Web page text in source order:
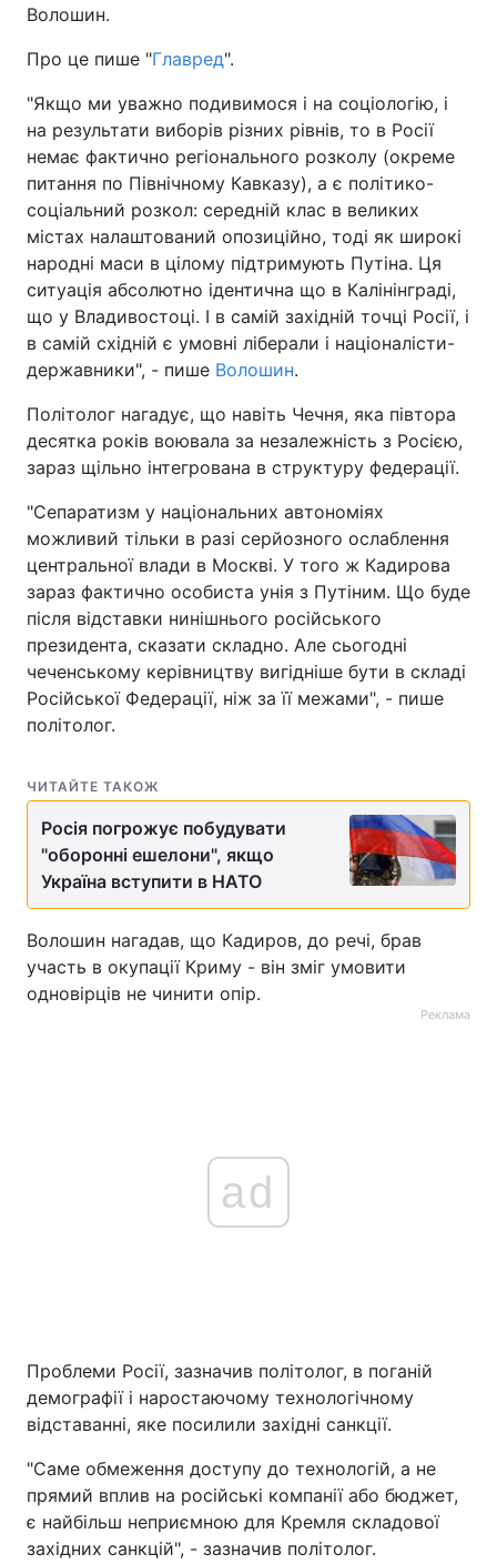
Волошин.
Про це пише "Главред".
"Якщо ми уважно подивимося і на соціологію, і
на результати виборів різних рівнів, то в Росії
немає фактично регіонального розколу (окреме
питання по Північному Кавказу), а є політико-
соціальний розкол: середній клас в великих
містах налаштований опозиційно, тоді як широкі
народні маси в цілому підтримують Путіна. Ця
ситуація абсолютно ідентична що в Калінінграді,
що у Владивостоці. І в самій західній точці Росії, і
в самій східній є умовні ліберали і націоналісти-
державники", - пише Волошин.
Політолог нагадує, що навіть Чечня, яка півтора
десятка років воювала за незалежність з Росією,
зараз щільно інтегрована в структуру федерації.
"Сепаратизм у національних автономіях
можливий тільки в разі серйозного ослаблення
центральної влади в Москві. У того ж Кадирова
зараз фактично особиста унія з Путіним. Що буде
після відставки нинішнього російського
президента, сказати складно. Але сьогодні
чеченському керівництву вигідніше бути в складі
Російської Федерації, ніж за її межами", - пише
політолог.
ЧИТАЙТЕ ТАКОЖ
Росія погрожує побудувати
"оборонні ешелони", якщо
Україна вступити в НАТО
Волошин нагадав, що Кадиров, до речі, брав
участь в окупації Криму - він зміг умовити
одновірців не чинити опір.
Реклама
ad
Проблеми Росії, зазначив політолог, в поганій
демографії і наростаючому технологічному
відставанні, яке посилили західні санкції.
"Саме обмеження доступу до технологій, а не
прямий вплив на російські компанії або бюджет,
є найбільш неприємною для Кремля складової
західних санкцій", - зазначив політолог.